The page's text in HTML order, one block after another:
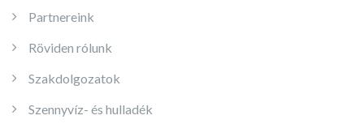
Partnereink
Röviden rólunk
Szakdolgozatok
Szennyvíz- és hulladék